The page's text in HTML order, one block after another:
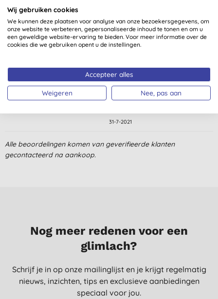
Klantbeoordelingen
5,0van 5 (1 beoordeling)
Geeft een heel fijn filmpje over je gezicht en hals
31-7-2021
Alle beoordelingen komen van geverifieerde klanten
gecontacteerd na aankoop.
Nog meer redenen voor een
glimlach?
Schrijf je in op onze mailinglijst en je krijgt regelmatig
nieuws, inzichten, tips en exclusieve aanbiedingen
speciaal voor jou.
Wij gebruiken cookies
We kunnen deze plaatsen voor analyse van onze bezoekersgegevens, om
onze website te verbeteren, gepersonaliseerde inhoud te tonen en om u
een geweldige website-ervaring te bieden. Voor meer informatie over de
cookies die we gebruiken opent u de instellingen.
Accepteer alles
Weigeren Nee, pas aan